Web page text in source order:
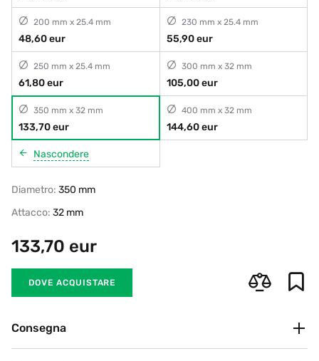
200 mm x 25.4 mm
48,60 eur
230 mm x 25.4 mm
55,90 eur
250 mm x 25.4 mm
61,80 eur
300 mm x 32 mm
105,00 eur
350 mm x 32 mm
133,70 eur
400 mm x 32 mm
144,60 eur
Nascondere
Diametro: 350 mm
Attacco: 32 mm
133,70 eur
DOVE ACQUISTARE
Consegna